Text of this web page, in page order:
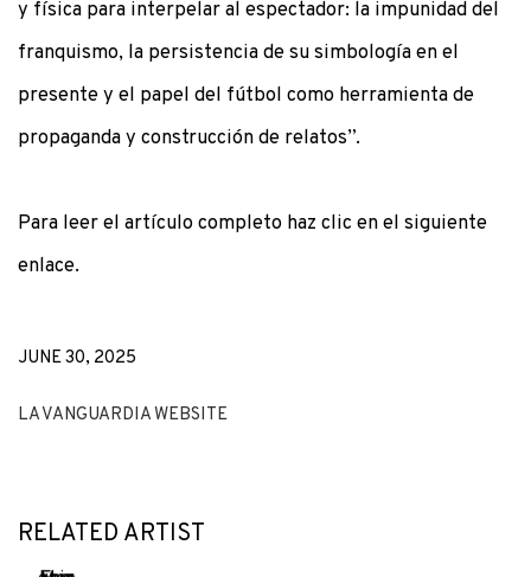
y física para interpelar al espectador: la impunidad del
franquismo, la persistencia de su simbología en el
presente y el papel del fútbol como herramienta de
propaganda y construcción de relatos”.
Para leer el artículo completo haz clic en el siguiente
enlace.
JUNE 30, 2025
LA VANGUARDIA WEBSITE
RELATED ARTIST